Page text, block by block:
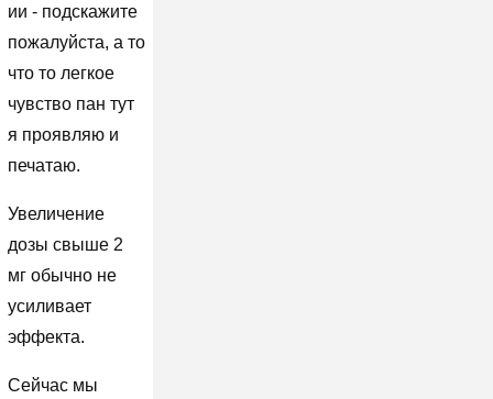
ии - подскажите
пожалуйста, а то
что то легкое
чувство пан тут
я проявляю и
печатаю.
Увеличение
дозы свыше 2
мг обычно не
усиливает
эффекта.
Сейчас мы